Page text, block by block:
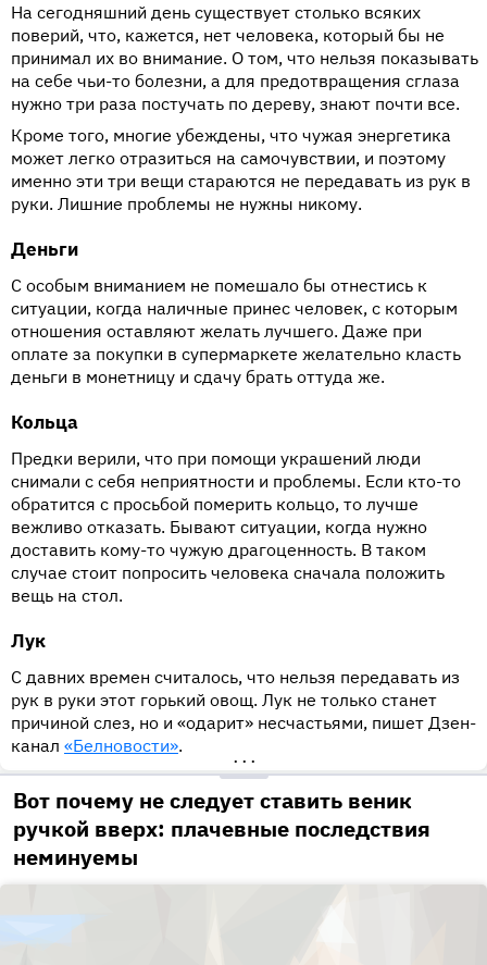
На сегодняшний день существует столько всяких
поверий, что, кажется, нет человека, который бы не
принимал их во внимание. О том, что нельзя показывать
на себе чьи-то болезни, а для предотвращения сглаза
нужно три раза постучать по дереву, знают почти все.
Кроме того, многие убеждены, что чужая энергетика
может легко отразиться на самочувствии, и поэтому
именно эти три вещи стараются не передавать из рук в
руки. Лишние проблемы не нужны никому.
Деньги
С особым вниманием не помешало бы отнестись к
ситуации, когда наличные принес человек, с которым
отношения оставляют желать лучшего. Даже при
оплате за покупки в супермаркете желательно класть
деньги в монетницу и сдачу брать оттуда же.
Кольца
Предки верили, что при помощи украшений люди
снимали с себя неприятности и проблемы. Если кто-то
обратится с просьбой померить кольцо, то лучше
вежливо отказать. Бывают ситуации, когда нужно
доставить кому-то чужую драгоценность. В таком
случае стоит попросить человека сначала положить
вещь на стол.
Лук
С давних времен считалось, что нельзя передавать из
рук в руки этот горький овощ. Лук не только станет
причиной слез, но и «одарит» несчастьями, пишет Дзен-
канал «Белновости».
•••
Вот почему не следует ставить веник
ручкой вверх: плачевные последствия
неминуемы